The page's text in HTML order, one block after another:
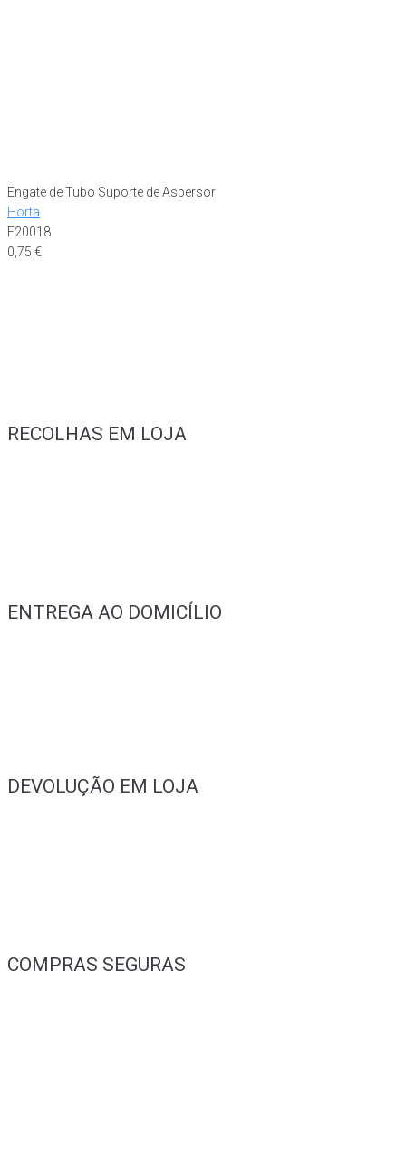
Engate de Tubo Suporte de Aspersor
Horta
F20018
0,75 €
RECOLHAS EM LOJA
ENTREGA AO DOMICÍLIO
DEVOLUÇÃO EM LOJA
COMPRAS SEGURAS